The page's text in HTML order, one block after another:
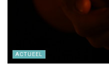
ACTUEEL